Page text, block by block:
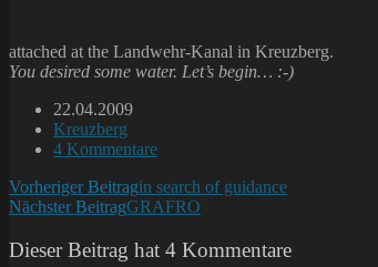
attached at the Landwehr-Kanal in Kreuzberg.
You desired some water. Let’s begin… :-)
Beitrag
veröffentlicht:
22.04.2009
Beitrags-
Kategorie:
Kreuzberg
Beitrags-
4 Kommentare
Weitere
Artikel
ansehen
Vorheriger Beitragin search of guidance
Nächster BeitragGRAFRO
Dieser Beitrag hat 4 Kommentare